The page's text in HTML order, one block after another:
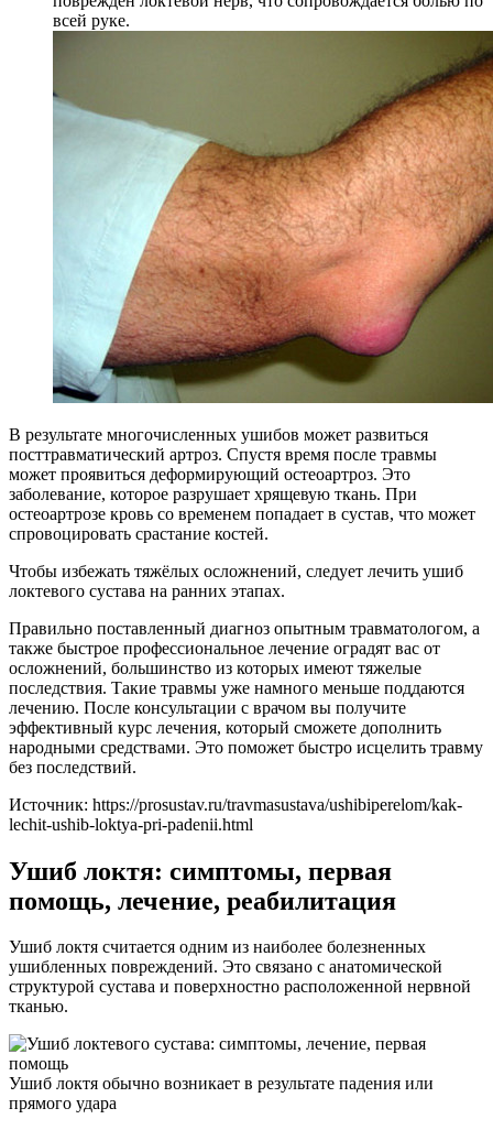
всей руке.
В результате многочисленных ушибов может развиться
посттравматический артроз. Спустя время после травмы
может проявиться деформирующий остеоартроз. Это
заболевание, которое разрушает хрящевую ткань. При
остеоартрозе кровь со временем попадает в сустав, что может
спровоцировать срастание костей.
Чтобы избежать тяжёлых осложнений, следует лечить ушиб
локтевого сустава на ранних этапах.
Правильно поставленный диагноз опытным травматологом, а
также быстрое профессиональное лечение оградят вас от
осложнений, большинство из которых имеют тяжелые
последствия. Такие травмы уже намного меньше поддаются
лечению. После консультации с врачом вы получите
эффективный курс лечения, который сможете дополнить
народными средствами. Это поможет быстро исцелить травму
без последствий.
Источник: https://prosustav.ru/travmasustava/ushibiperelom/kak-
lechit-ushib-loktya-pri-padenii.html
Ушиб локтя: симптомы, первая
помощь, лечение, реабилитация
Ушиб локтя считается одним из наиболее болезненных
ушибленных повреждений. Это связано с анатомической
структурой сустава и поверхностно расположенной нервной
тканью.
Ушиб локтя обычно возникает в результате падения или
прямого удара